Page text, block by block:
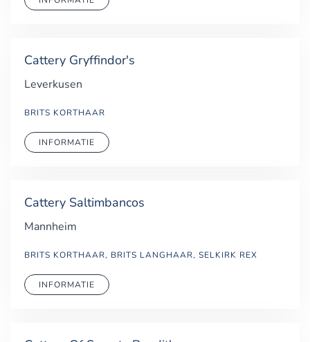
Cattery Gryffindor's
Leverkusen
BRITS KORTHAAR
INFORMATIE
Cattery Saltimbancos
Mannheim
BRITS KORTHAAR, BRITS LANGHAAR, SELKIRK REX
INFORMATIE